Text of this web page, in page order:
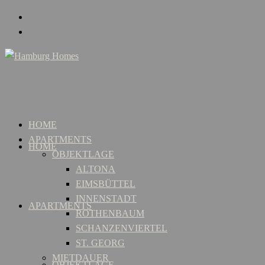
HOME
APARTMENTS
HOME
APARTMENTS
OBJEKTLAGE
ALTONA
EIMSBÜTTEL
INNENSTADT
ROTHENBAUM
SCHANZENVIERTEL
ST. GEORG
MIETDAUER